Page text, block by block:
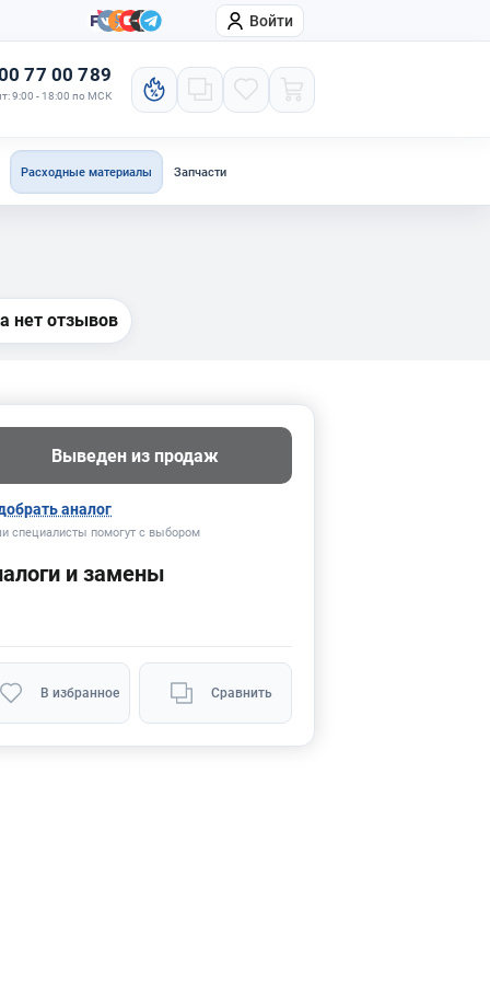
Компания Войти
77 00 789
9:00 - 18:00 по МСК
Расходные материалы Запчасти
нет отзывов
Выведен из продаж
аналог
специалисты помогут с выбором
и замены
В избранное Сравнить